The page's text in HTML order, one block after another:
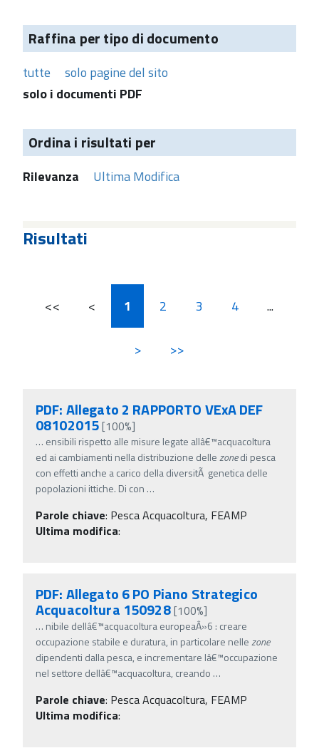
Raffina per tipo di documento
tutte
solo pagine del sito
solo i documenti PDF
Ordina i risultati per
Rilevanza Ultima Modifica
Risultati
<< < 1 2 3 4 ...
> >>
PDF: Allegato 2 RAPPORTO VExA DEF
08102015[100%]
… ensibili rispetto alle misure legate allâ€™acquacoltura
ed ai cambiamenti nella distribuzione dellezonedi pesca
con effetti anche a carico della diversitÃ genetica delle
popolazioni ittiche. Di con …
Parole chiave: Pesca Acquacoltura, FEAMP
Ultima modifica:
PDF: Allegato 6 PO Piano Strategico
Acquacoltura 150928[100%]
… nibile dellâ€™acquacoltura europeaÂ»6 : creare
occupazione stabile e duratura, in particolare nellezone
dipendenti dalla pesca, e incrementare lâ€™occupazione
nel settore dellâ€™acquacoltura, creando …
Parole chiave: Pesca Acquacoltura, FEAMP
Ultima modifica: